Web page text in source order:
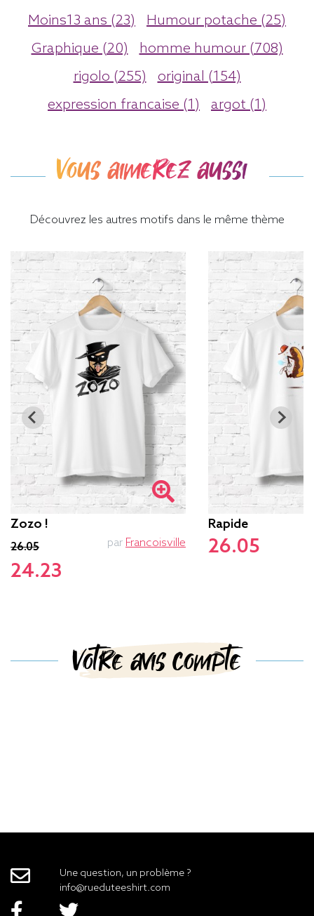
Moins13 ans (23)
Humour potache (25)
Graphique (20)
homme humour (708)
rigolo (255)
original (154)
expression francaise (1)
argot (1)
Vous aimerez aussi
Découvrez les autres motifs dans le même thème
Zozo !
26.05
24.23
par Francoisville
Rapide
26.05
Votre avis compte
Une question, un problème ?
info@rueduteeshirt.com